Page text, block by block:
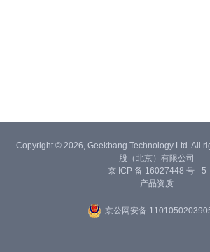
Copyright © 2026, Geekbang Technology Ltd. All
股（北京）有限公司
京 ICP 备 16027448 号 - 5
产品资质
京公网安备